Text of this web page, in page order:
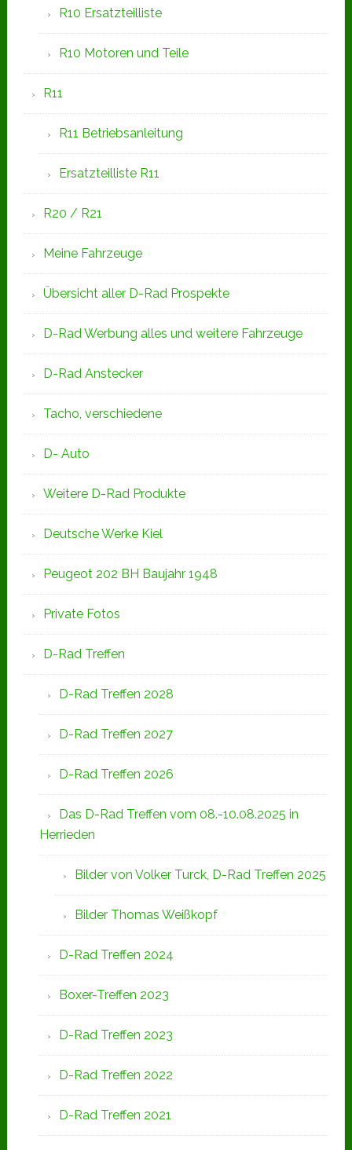
R10 Ersatzteilliste
R10 Motoren und Teile
R11
R11 Betriebsanleitung
Ersatzteilliste R11
R20 / R21
Meine Fahrzeuge
Übersicht aller D-Rad Prospekte
D-Rad Werbung alles und weitere Fahrzeuge
D-Rad Anstecker
Tacho, verschiedene
D- Auto
Weitere D-Rad Produkte
Deutsche Werke Kiel
Peugeot 202 BH Baujahr 1948
Private Fotos
D-Rad Treffen
D-Rad Treffen 2028
D-Rad Treffen 2027
D-Rad Treffen 2026
Das D-Rad Treffen vom 08.-10.08.2025 in
Herrieden
Bilder von Volker Turck, D-Rad Treffen 2025
Bilder Thomas Weißkopf
D-Rad Treffen 2024
Boxer-Treffen 2023
D-Rad Treffen 2023
D-Rad Treffen 2022
D-Rad Treffen 2021